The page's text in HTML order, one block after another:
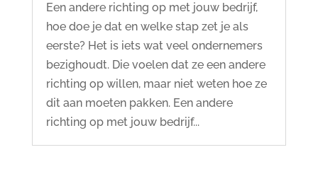
Een andere richting op met jouw bedrijf,
hoe doe je dat en welke stap zet je als
eerste? Het is iets wat veel ondernemers
bezighoudt. Die voelen dat ze een andere
richting op willen, maar niet weten hoe ze
dit aan moeten pakken. Een andere
richting op met jouw bedrijf...